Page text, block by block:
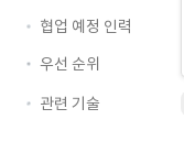
협업 예정 인력
우선 순위
관련 기술